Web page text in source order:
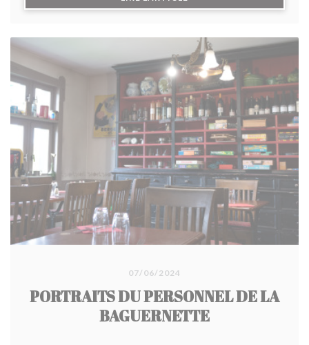
d'épices, la cocotte de poulet à la bière Ch'ti gratinée
mijoté au four à bois pendant 8 heures, une merveille
qui fond dans la bouche. En dessert, succombez au
pain perdu caramélisé et sa glace vanille ou à
l'onctueux parfait glacé aux spéculoos.
07/06/2024
PORTRAITS DU PERSONNEL DE LA
BAGUERNETTE